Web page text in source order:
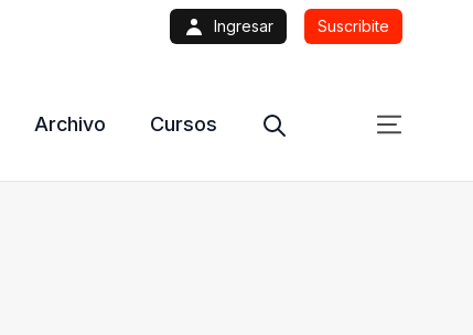
Ingresar Suscribite
Archivo Cursos